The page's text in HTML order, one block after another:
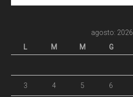
agosto: 2026
L
M M G
3 4 5 6